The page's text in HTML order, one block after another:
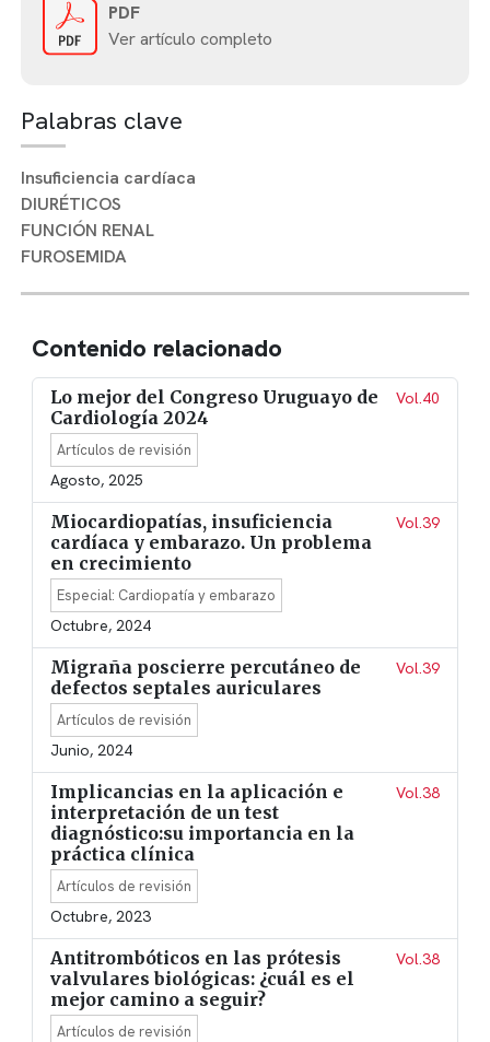
PDF
Ver artículo completo
Palabras clave
Insuficiencia cardíaca
DIURÉTICOS
FUNCIÓN RENAL
FUROSEMIDA
Contenido relacionado
Lo mejor del Congreso Uruguayo de
Cardiología 2024
Vol.40
Artículos de revisión
Agosto, 2025
Miocardiopatías, insuficiencia
cardíaca y embarazo. Un problema
en crecimiento
Vol.39
Especial: Cardiopatía y embarazo
Octubre, 2024
Migraña poscierre percutáneo de
defectos septales auriculares
Vol.39
Artículos de revisión
Junio, 2024
Implicancias en la aplicación e
interpretación de un test
diagnóstico:su importancia en la
práctica clínica
Vol.38
Artículos de revisión
Octubre, 2023
Antitrombóticos en las prótesis
valvulares biológicas: ¿cuál es el
mejor camino a seguir?
Vol.38
Artículos de revisión